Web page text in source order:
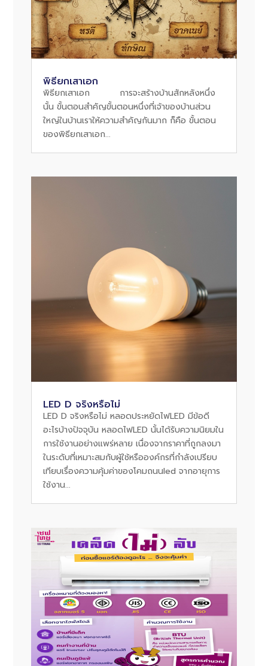
พิธียกเสาเอก
พิธียกเสาเอก การจะสร้างบ้านสักหลังหนึ่ง
นั้น ขั้นตอนสำคัญขั้นตอนหนึ่งที่เจ้าของบ้านส่วน
ใหญ่ในบ้านเราให้ความสำคัญกันมาก ก็คือ ขั้นตอน
ของพิธียกเสาเอก...
LED D จริงหรือไม่
LED D จริงหรือไม่ หลอดประหยัดไฟLED มีข้อดี
อะไรบ้างปัจจุบัน หลอดไฟLED นั้นได้รับความนิยมใน
การใช้งานอย่างแพร่หลาย เนื่องจากราคาที่ถูกลงมา
ในระดับที่เหมาะสมกับผู้ใช้หรือองค์กรที่กำลังเปรียบ
เทียบเรื่องความคุ้มค่าของโคมถนนled จากอายุการ
ใช้งาน...